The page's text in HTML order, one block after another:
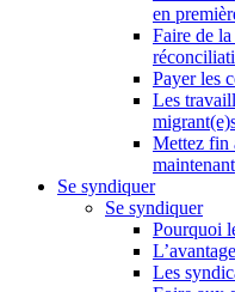
en
Faire de
Payer les
Les
Mettez fin
maintenant
Se syndiquer
Se syndiquer
Pourquoi
Les